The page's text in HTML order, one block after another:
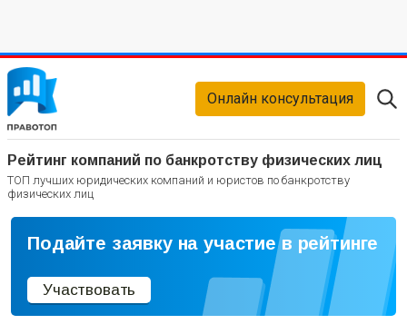
Рейтинг компаний по банкротству физических лиц
ТОП лучших юридических компаний и юристов по банкротству
физических лиц
Онлайн консультация
Подайте заявку на участие в рейтинге
Участвовать